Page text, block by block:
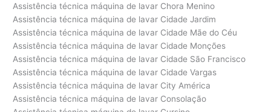
Assistência técnica máquina de lavar Chora Menino
Assistência técnica máquina de lavar Cidade Jardim
Assistência técnica máquina de lavar Cidade Mãe do Céu
Assistência técnica máquina de lavar Cidade Monções
Assistência técnica máquina de lavar Cidade São Francisco
Assistência técnica máquina de lavar Cidade Vargas
Assistência técnica máquina de lavar City América
Assistência técnica máquina de lavar Consolação